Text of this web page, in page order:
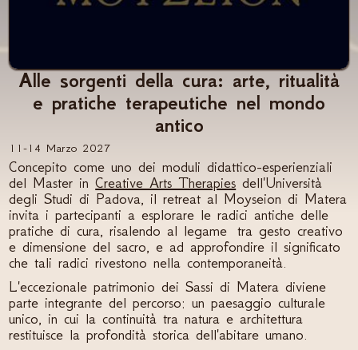
Alle sorgenti della cura: arte, ritualità
e pratiche terapeutiche nel mondo
antico
11-14 Marzo 2027
Concepito come uno dei moduli didattico-esperienziali
del Master inCreative Arts Therapies dell'Università
degli Studi di Padova, il retreat al Moyseion di Matera
invita i partecipanti a esplorare le radici antiche delle
pratiche di cura, risalendo al legame tra gesto creativo
e dimensione del sacro, e ad approfondire il significato
che tali radici rivestono nella contemporaneità.
L'eccezionale patrimonio dei Sassi di Matera diviene
parte integrante del percorso: un paesaggio culturale
unico, in cui la continuità tra natura e architettura
restituisce la profondità storica dell'abitare umano.